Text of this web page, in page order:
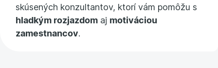
skúsených konzultantov, ktorí vám pomôžu s
hladkým rozjazdom aj motiváciou
zamestnancov.